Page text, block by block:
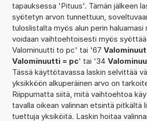
tapauksessa 'Pituus'. Tämän jälkeen
syötetyn arvon tunnettuun,
tuloslistalta myös alun perin haluamasi
voidaan vaihtoehtoisesti myös syöttää
Valominuutti to pc' tai '67
Valominuutti = pc' tai '34
Tässä käyttötavassa laskin selvittää
yksikköön alkuperäinen arvo on
Riippumatta siitä, mitä vaihtoehtoa
tavalla oikean valinnan etsintä pitkältä
tuettuja yksiköitä. Laskin hoitaa